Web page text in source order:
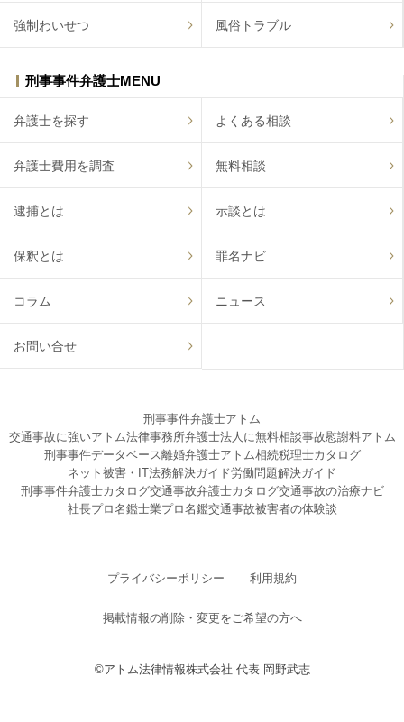
強制わいせつ 風俗トラブル
刑事事件弁護士MENU
弁護士を探す よくある相談
弁護士費用を調査 無料相談
逮捕とは 示談とは
保釈とは 罪名ナビ
コラム ニュース
お問い合せ
刑事事件弁護士アトム
交通事故に強いアトム法律事務所弁護士法人に無料相談事故慰謝料アトム
刑事事件データベース離婚弁護士アトム相続税理士カタログ
ネット被害・IT法務解決ガイド労働問題解決ガイド
刑事事件弁護士カタログ交通事故弁護士カタログ交通事故の治療ナビ
社長プロ名鑑士業プロ名鑑交通事故被害者の体験談
プライバシーポリシー 利用規約
掲載情報の削除・変更をご希望の方へ
©アトム法律情報株式会社 代表 岡野武志